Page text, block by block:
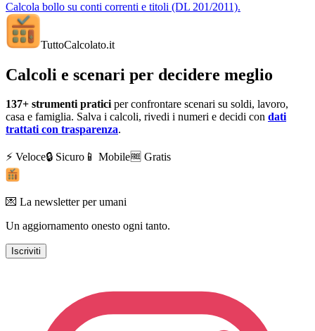
Calcola bollo su conti correnti e titoli (DL 201/2011).
TuttoCalcolato.it
Calcoli e scenari per decidere meglio
137+ strumenti pratici per confrontare scenari su soldi, lavoro,
casa e famiglia. Salva i calcoli, rivedi i numeri e decidi con dati
trattati con trasparenza.
⚡ Veloce🔒 Sicuro 📱 Mobile🆓 Gratis
💌 La newsletter per umani
Un aggiornamento onesto ogni tanto.
Iscriviti